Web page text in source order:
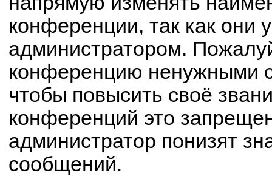
конференции, так как они
администратором.
конференцию ненужными
чтобы повысить своё
конференций это
администратор понизят
сообщений.